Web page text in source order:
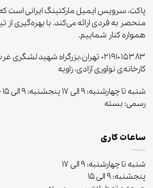
پاکت، سرویس ایمیل مارکتینگ ایرانی است
منحصر به‌ فردی ارائه می‌کند. با بهره‌گیری از
همواره کنار شماییم.
کارخانه‌ی نوآوری آزادی، زاویه
رسمی: بسته
ساعات کاری
شنبه تا چهارشنبه: ۹ الی ۱۷
پنجشنبه: ۹ الی ۱۵